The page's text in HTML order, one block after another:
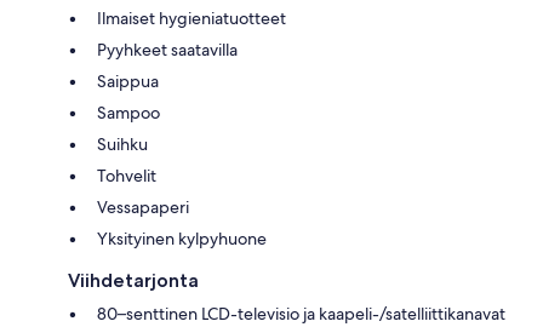
Ilmaiset hygieniatuotteet
Pyyhkeet saatavilla
Saippua
Sampoo
Suihku
Tohvelit
Vessapaperi
Yksityinen kylpyhuone
Viihdetarjonta
80–senttinen LCD-televisio ja kaapeli-/satelliittikanavat